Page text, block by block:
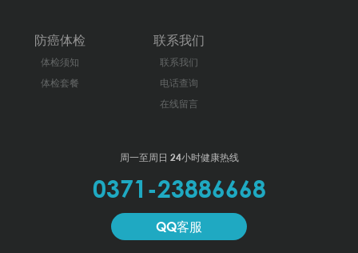
防癌体检
体检须知
体检套餐
联系我们
联系我们
电话查询
在线留言
周一至周日 24小时健康热线
0371-23886668
QQ客服